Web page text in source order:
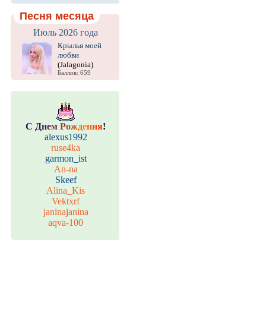
Песня месяца
Июль 2026 года
Крылья моей
любви
(Jalagonia)
Баллов: 659
С Днем Рождения!
alexus1992
ruse4ka
garmon_ist
An-na
Skeef
Alina_Kis
Vektxrf
janinajanina
aqva-100